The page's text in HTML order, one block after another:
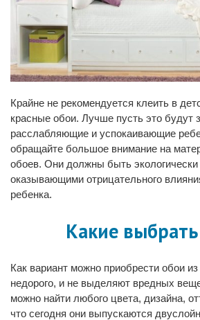
Крайне не рекомендуется клеить в
красные обои. Лучше пусть это будут
расслабляющие и успокаивающие
обращайте большое внимание на
обоев. Они должны быть
оказывающими отрицательного
ребенка.
Какие
Как вариант можно приобрести обои
недорого, и не выделяют вредных
можно найти любого цвета, дизайна,
что сегодня они выпускаются